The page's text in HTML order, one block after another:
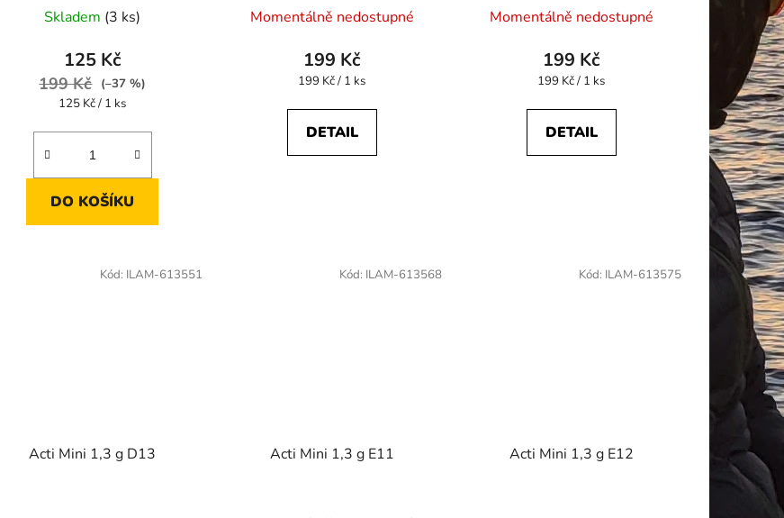
Skladem (3 ks)
125 Kč
199 Kč (–37 %)
Měrná
125 Kč / 1 ks
DO KOŠÍKU
Momentálně nedostupné
199 Kč
Měrná
199 Kč / 1 ks
DETAIL
Momentálně nedostupné
199 Kč
Měrná
199 Kč / 1 ks
DETAIL
Acti Mini 1,3 g D13
Kód: ILAM-613551
Acti Mini 1,3 g E11
Kód: ILAM-613568
Acti Mini 1,3 g E12
Kód: ILAM-613575